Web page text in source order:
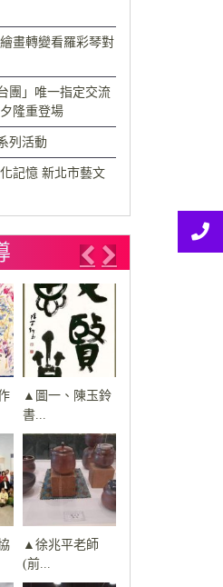
畫轉變看羅彩琴對
團」唯一指定交流
隆重登場
列活動
記憶 新北市藝文
Previous
Next
▲圖一、陳玉鈴
書...
▲徐兆平老師
(前...